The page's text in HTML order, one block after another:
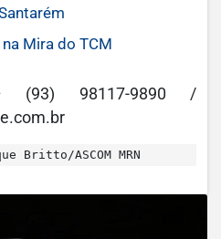
Mira do TCM
(93) 98117-9890 /
Britto/ASCOM MRN